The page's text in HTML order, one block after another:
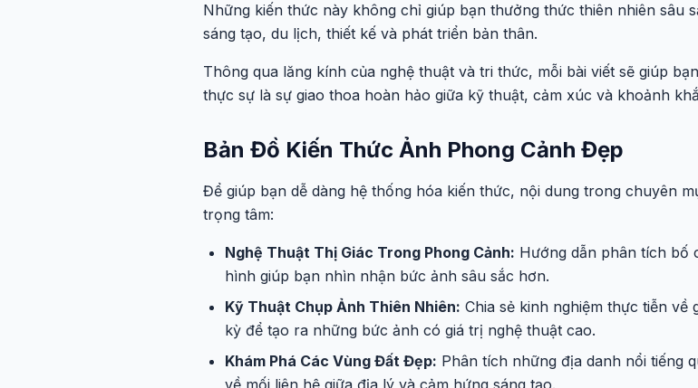
Những kiến thức này không chỉ giúp bạn thưởng thức thiên nhiên sâu
sáng tạo, du lịch, thiết kế và phát triển bản thân.
Thông qua lăng kính của nghệ thuật và tri thức, mỗi bài viết sẽ giúp
thực sự là sự giao thoa hoàn hảo giữa kỹ thuật, cảm xúc và khoảnh
Bản Đồ Kiến Thức Ảnh Phong Cảnh Đẹp
Để giúp bạn dễ dàng hệ thống hóa kiến thức, nội dung trong chuyên
trọng tâm:
Nghệ Thuật Thị Giác Trong Phong Cảnh: Hướng dẫn phân tích bố
hình giúp bạn nhìn nhận bức ảnh sâu sắc hơn.
Kỹ Thuật Chụp Ảnh Thiên Nhiên: Chia sẻ kinh nghiệm thực tiễn
kỳ để tạo ra những bức ảnh có giá trị nghệ thuật cao.
Khám Phá Các Vùng Đất Đẹp: Phân tích những địa danh nổi tiếng
về mối liên hệ giữa địa lý và cảm hứng sáng tạo.